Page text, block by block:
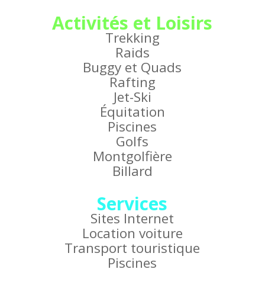
Activités et Loisirs
Trekking
Raids
Buggy et Quads
Rafting
Jet-Ski
Équitation
Piscines
Golfs
Montgolfière
Billard
Services
Sites Internet
Location voiture
Transport touristique
Piscines